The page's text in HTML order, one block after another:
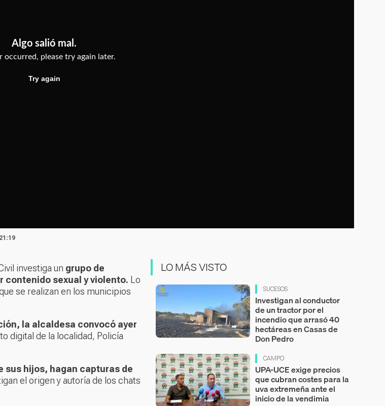
investiga un grupo de
contenido sexual y violento. Lo
se realizan en los municipios
la alcaldesa convocó ayer
digital de la localidad, Policía
sus hijos, hagan capturas de
el origen y autoría de los chats
LO MÁS VISTO
SUCESOS
Investigan al conductor
de un tractor por el
incendio que arrasó 40
hectáreas en Casas de
Don Pedro
CAMPO
UPA-UCE exige precios
que cubran costes para la
uva extremeña ante el
inicio de la vendimia